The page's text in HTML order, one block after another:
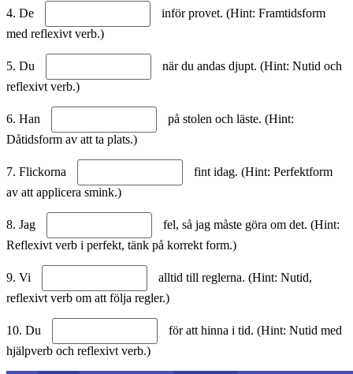
4. De
inför provet. (Hint: Framtidsform
med reflexivt verb.)
5. Du
när du andas djupt. (Hint: Nutid och
reflexivt verb.)
6. Han
på stolen och läste. (Hint:
Dåtidsform av att ta plats.)
7. Flickorna
fint idag. (Hint: Perfektform
av att applicera smink.)
8. Jag
fel, så jag måste göra om det. (Hint:
Reflexivt verb i perfekt, tänk på korrekt form.)
9. Vi
alltid till reglerna. (Hint: Nutid,
reflexivt verb om att följa regler.)
10. Du
för att hinna i tid. (Hint: Nutid med
hjälpverb och reflexivt verb.)